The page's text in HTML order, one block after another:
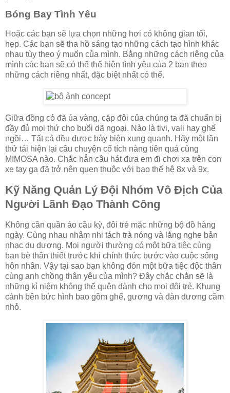
Bóng Bay Tình Yêu
Hoặc các bạn sẽ lựa chọn những hơi có không gian tối,
hẹp. Các bạn sẽ tha hồ sáng tạo những cách tạo hình khác
nhau tùy theo ý muốn của mình. Bằng những cách riêng của
mình các bạn sẽ có thể thể hiện tình yêu của 2 bạn theo
những cách riêng nhất, đặc biệt nhất có thể.
Giữa đồng cỏ đã úa vàng, cặp đôi của chúng ta đã chuẩn bị
đầy đủ mọi thứ cho buổi dã ngoại. Nào là tivi, vali hay ghế
ngồi… Tất cả đều được bày biện xung quanh. Hãy một lần
thử tái hiện lại câu chuyện cổ tích nàng tiên quá cùng
MIMOSA nào. Chắc hẳn câu hát đưa em đi chơi xa trên con
xe tay ga đã trở nên quen thuộc với bao thế hệ 8x và 9x.
Kỹ Năng Quản Lý Đội Nhóm Vô Địch Của
Người Lãnh Đạo Thành Công
Không cần quần áo cầu kỳ, đôi trẻ mặc những bộ đồ hàng
ngày. Cùng nhau nhâm nhi tách trà nóng và lắng nghe bản
nhạc du dương. Mọi người thường có một bữa tiệc cùng
bạn bè thân thiết trước khi chính thức bước vào cuộc sống
hôn nhân. Vậy tại sao bạn không đón một bữa tiệc độc thân
cùng anh chồng thân yêu của mình? Đây chắc chắn sẽ là
những kỉ niệm không thể quên dành cho mọi đôi trẻ. Khung
cảnh bên bức hình bao gồm ghế, gương và đàn dương cầm
nhỏ.